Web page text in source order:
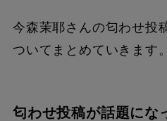
今森茉耶さんの匂わせ投
ついてまとめていきます。
匂わせ投稿が話題にな